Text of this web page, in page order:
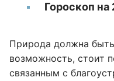
Гороскоп на
Природа должна
возможность, стоит
связанным с